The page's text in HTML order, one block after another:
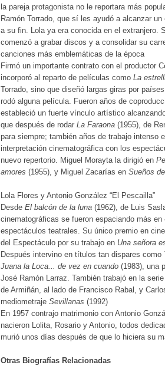
la pareja protagonista no le reportara más
Ramón Torrado, que sí les ayudó a alcanzar
a su fin. Lola ya era conocida en el extranjero.
comenzó a grabar discos y a consolidar su
canciones más emblemáticas de la época
Firmó un importante contrato con el productor
incorporó al reparto de películas como La
Torrado, sino que diseñó largas giras por
rodó alguna película. Fueron años de
estableció un fuerte vínculo artístico
que después de rodar La Faraona (1955), de
para siempre; también años de trabajo intenso
interpretación cinematográfica con los
nuevo repertorio. Miguel Morayta la dirigió en
amores (1955), y Miguel Zacarías en Sueños
Lola Flores y Antonio González “El Pescailla”
Desde El balcón de la luna (1962), de Luis
cinematográficas se fueron espaciando más
espectáculos teatrales. Su único premio en
del Espectáculo por su trabajo en Una señora
Después intervino en títulos tan dispares como
Juana la Loca... de vez en cuando (1983), una
José Ramón Larraz. También trabajó en la
de Armiñán, al lado de Francisco Rabal, y
mediometraje Sevillanas (1992)
En 1957 contrajo matrimonio con Antonio
nacieron Lolita, Rosario y Antonio, todos
murió unos días después de que lo hiciera su
Otras Biografías Relacionadas